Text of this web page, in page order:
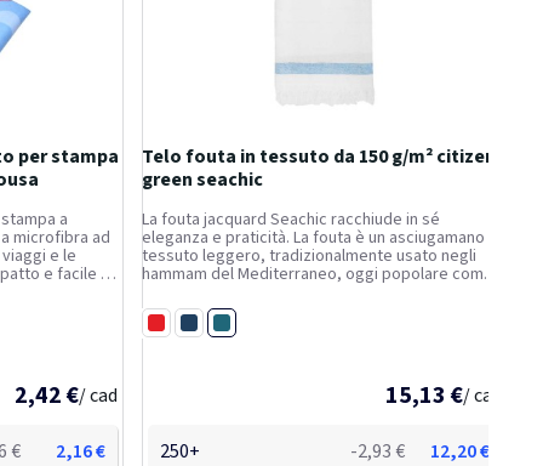
per stampa
a
microfibra ad
e le
e facile da
2,42 €/ cad
€
2,16 €
Telo fouta in tessuto da 150 g/m² citizen
green seachic
La fouta jacquard Seachic racchiude in sé
eleganza e praticità. La fouta è un asciugamano in
tessuto leggero, tradizionalmente usato negli
hammam del Mediterraneo, oggi popolare come
Realizzata al 70% in cotone riciclato e al 30% in
poliestere...
RossoNavyTurchese
15,13 €/ cad
250+ -2,93 €
12,20 €